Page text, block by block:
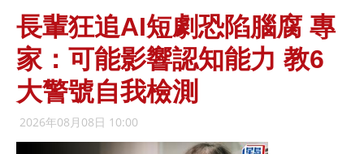
長輩狂追AI短劇恐陷腦腐 專
家：可能影響認知能力 教6
大警號自我檢測
2026年08月08日 10:00